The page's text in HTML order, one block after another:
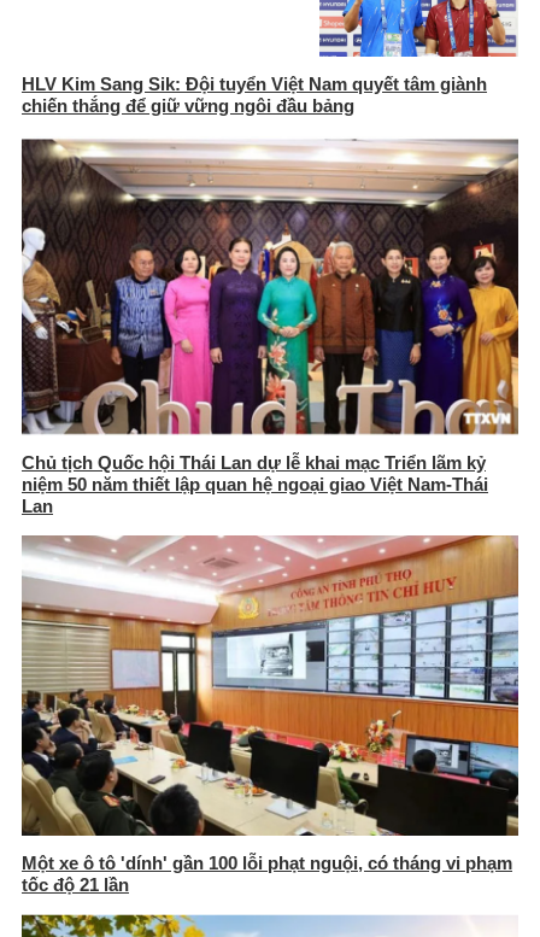
HLV Kim Sang Sik: Đội tuyển Việt Nam quyết tâm giành
chiến thắng để giữ vững ngôi đầu bảng
Chủ tịch Quốc hội Thái Lan dự lễ khai mạc Triển lãm kỷ
niệm 50 năm thiết lập quan hệ ngoại giao Việt Nam-Thái
Lan
Một xe ô tô 'dính' gần 100 lỗi phạt nguội, có tháng vi phạm
tốc độ 21 lần